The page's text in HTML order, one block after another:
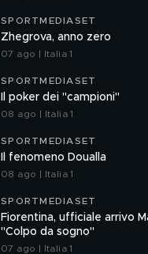
SPORTMEDIASET
Zhegrova, anno zero
07 ago | Italia 1
SPORTMEDIASET
Il poker dei "campioni"
08 ago | Italia 1
SPORTMEDIASET
Il fenomeno Doualla
08 ago | Italia 1
SPORTMEDIASET
Fiorentina, ufficiale arrivo
"Colpo da sogno"
07 ago | Italia 1